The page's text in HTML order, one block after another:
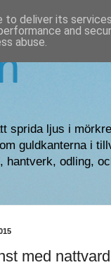
sprida ljus i
guldkanterna i
hantverk, odling,
med nattvard
deliver its
and
abuse.